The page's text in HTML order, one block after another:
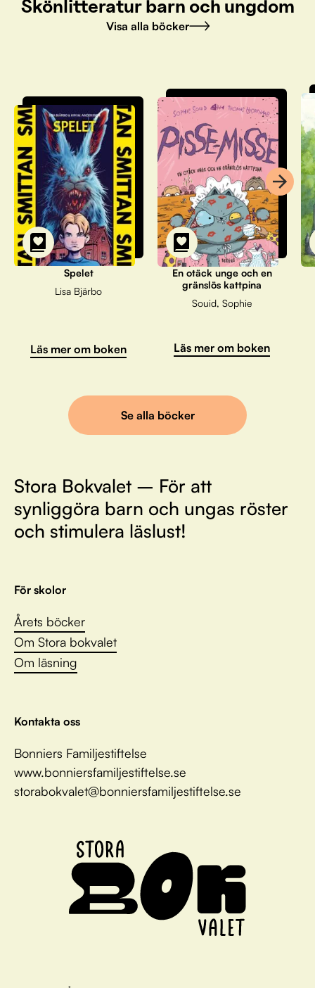
Skönlitteratur barn och ungdom
Visa alla böcker
Spelet
Lisa Bjärbo
Läs mer om boken
En otäck unge och en
gränslös kattpina
Souid, Sophie
Läs mer om boken
Se alla böcker
Stora Bokvalet – För att
synliggöra barn och ungas röster
och stimulera läslust!
För skolor
Årets böcker
Om Stora bokvalet
Om läsning
Kontakta oss
Bonniers Familjestiftelse
www.bonniersfamiljestiftelse.se
storabokvalet@bonniersfamiljestiftelse.se